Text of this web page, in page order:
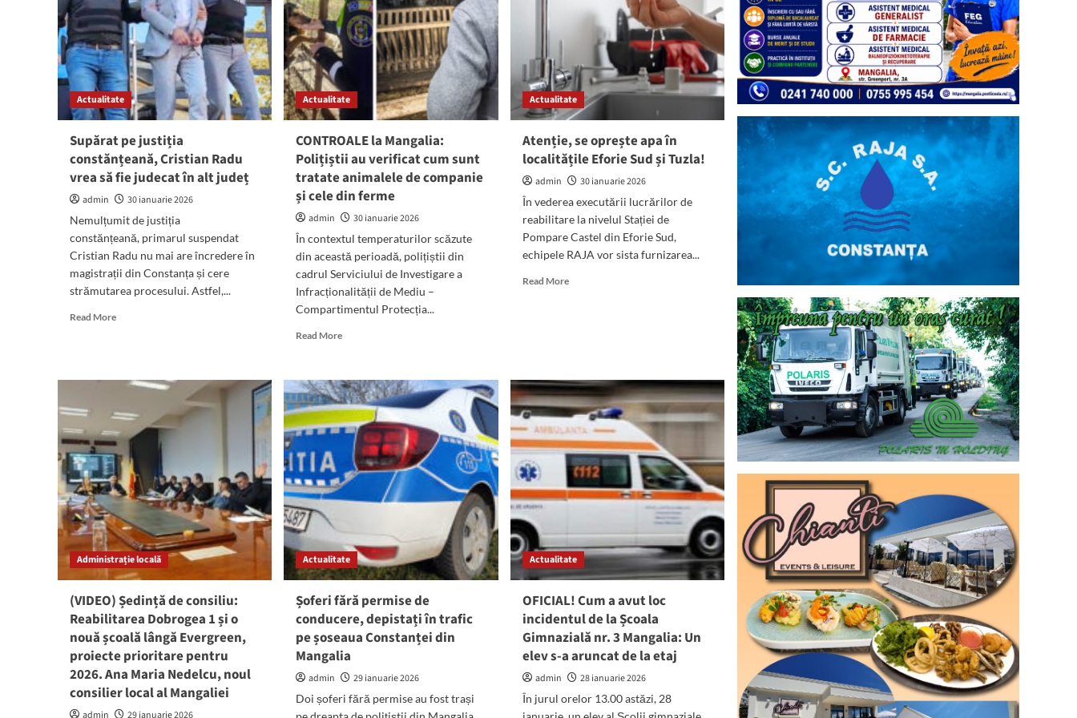
Actualitate
Supărat pe justiția
constănțeană, Cristian Radu
vrea să fie judecat în alt județ
admin
30 ianuarie 2026
Nemulțumit de justiția
constănțeană, primarul suspendat
Cristian Radu nu mai are încredere în
magistrații din Constanța și cere
strămutarea procesului. Astfel,...
Read MoreRead
justiția
Cristian
Radu
vrea
să
fie
judecat
în
alt
județ
Actualitate
CONTROALE la Mangalia:
Polițiștii au verificat cum sunt
tratate animalele de companie
și cele din ferme
admin
30 ianuarie 2026
În contextul temperaturilor scăzute
din această perioadă, polițiștii din
cadrul Serviciului de Investigare a
Infracționalității de Mediu –
Compartimentul Protecția...
Read MoreRead
CONTROALE
la
Mangalia:
Polițiștii
au
verificat
cum
sunt
tratate
de
companie
și
cele
din
ferme
Actualitate
Atenție, se oprește apa în
localitățile Eforie Sud și Tuzla!
admin
30 ianuarie 2026
În vederea executării lucrărilor de
reabilitare la nivelul Stației de
Pompare Castel din Eforie Sud,
echipele RAJA vor sista furnizarea...
Read MoreRead
în
localitățile
Eforie
Sud
și
Tuzla!
Administrație locală
(VIDEO) Ședință de consiliu:
Reabilitarea Dobrogea 1 și o
nouă școală lângă Evergreen,
proiecte prioritare pentru
2026. Ana Maria Nedelcu, noul
consilier local al Mangaliei
admin
29 ianuarie 2026
Actualitate
Șoferi fără permise de
conducere, depistați în trafic
pe șoseaua Constanței din
Mangalia
admin
29 ianuarie 2026
Doi șoferi fără permise au fost trași
Actualitate
OFICIAL! Cum a avut loc
incidentul de la Școala
Gimnazială nr. 3 Mangalia: Un
elev s-a aruncat de la etaj
admin
28 ianuarie 2026
În jurul orelor 13.00 astăzi, 28